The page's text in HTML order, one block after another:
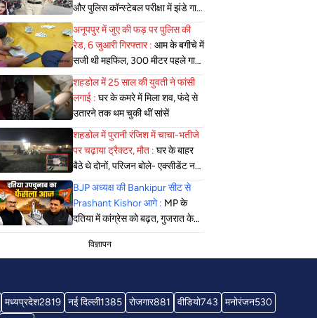
और पुलिस कॉन्स्टेबल परीक्षा में झंडे गाड़े,
लेकिन MBBS सीट नहीं मिला, पढ़िए
शहडोल संभाग के शुभांगी की कहा
अनूपपुर में जुए की फड़ पर पुलिस की
रेड, 6 जुआरी गिरफ्तार : आम के बगीचे में
सजी थी महफिल, 300 मीटर पहले गाड़ी
खड़ी कर पैदल पहुंची पुलिस
शहडोल में 25 साल की युवती ने फांसी
लगाई : घर के कमरे में मिला शव, फंदे से
उतारने तक थम चुकी थीं सांसें
शहडोल में पुरानी रंजिश में चाचा-भतीजे
पर चढ़ाया ट्रैक्टर, मौत : घर के बाहर
बैठे थे दोनों, परिजन बोले- एक्सीडेंट नहीं,
सोची-समझी हत्या; एसपी बोले- दबिश
जारी
BJP अध्यक्ष की Bankipur सीट से
Prashant Kishor आगे : MP के
दतिया में कांग्रेस को बढ़त, गुजरात के
मंजलपुर में भाजपा की जीत लगभग तय
विज्ञापन
मध्यप्रदेश2819 नई दिल्ली1385 रोजगार881 वीडियो743 मनोरंजन530